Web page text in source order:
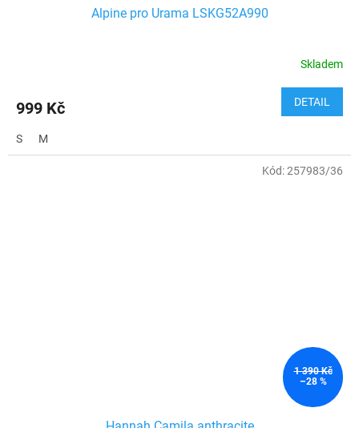
Alpine pro Urama LSKG52A990
Skladem
999 Kč DETAIL
S M
1 390 Kč
–28 %
Kód:257983/36